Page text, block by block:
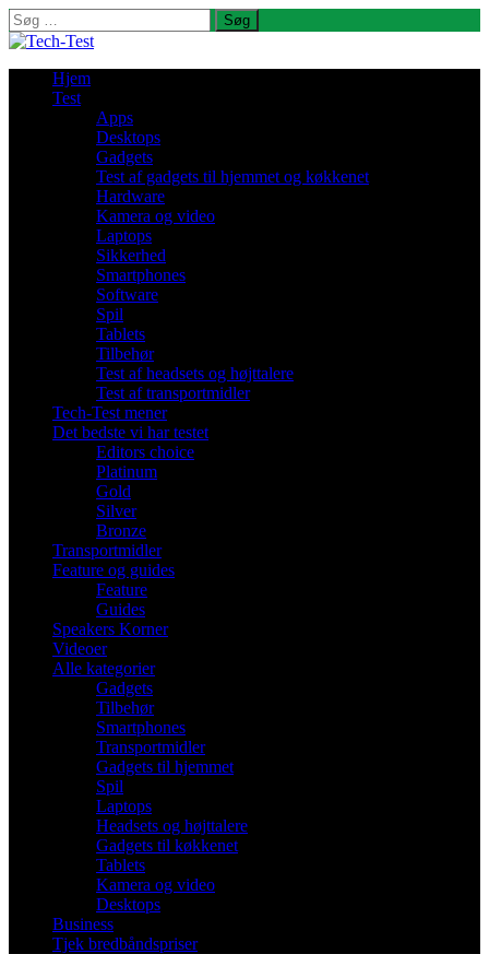
Søg
efter:
Hjem
Test
Apps
Desktops
Gadgets
Test af gadgets til hjemmet og køkkenet
Hardware
Kamera og video
Laptops
Sikkerhed
Smartphones
Software
Spil
Tablets
Tilbehør
Test af headsets og højttalere
Test af transportmidler
Tech-Test mener
Det bedste vi har testet
Editors choice
Platinum
Gold
Silver
Bronze
Transportmidler
Feature og guides
Feature
Guides
Speakers Korner
Videoer
Alle kategorier
Gadgets
Tilbehør
Smartphones
Transportmidler
Gadgets til hjemmet
Spil
Laptops
Headsets og højttalere
Gadgets til køkkenet
Tablets
Kamera og video
Desktops
Business
Tjek bredbåndspriser